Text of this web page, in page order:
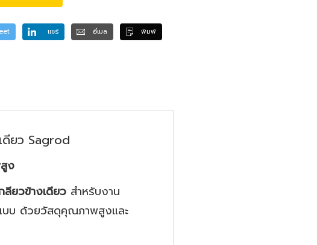
แชร์ อีเมล พิมพ์
ดียว Sagrod
ง
ลียวข้างเดียว สำหรับงาน
บบ ด้วยวัสดุคุณภาพสูงและ